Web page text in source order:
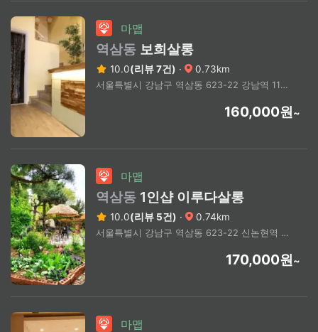
마맵
역삼동 보희살롱
10.0(리뷰 7건) · 0.73km
서울특별시 강남구 역삼동 623-22 강남역 11번 출구 / 신논현역 4번출구 도보7분
160,000원~
마맵
역삼동 1인샵 이루다살롱
10.0(리뷰 5건) · 0.74km
서울특별시 강남구 역삼동 623-22 신논현역 4번출구 도보7분 / 역삼동.국기원 도보 3분
170,000원~
마맵